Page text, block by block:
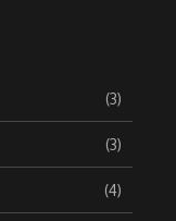
(3)
(3)
(4)